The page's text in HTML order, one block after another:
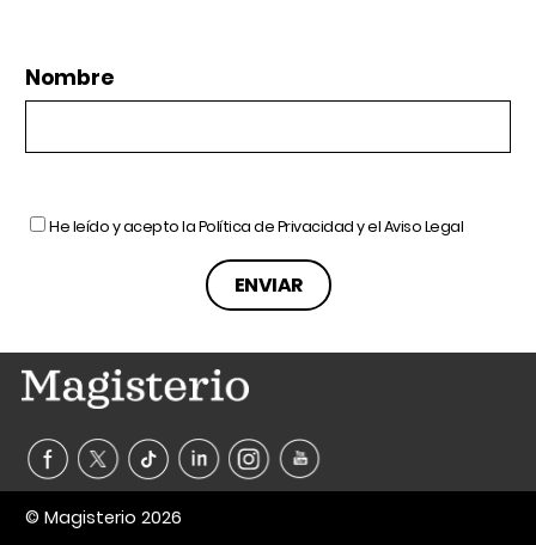
Nombre
He leído y acepto laPolítica de Privacidady elAviso Legal
© Magisterio 2026